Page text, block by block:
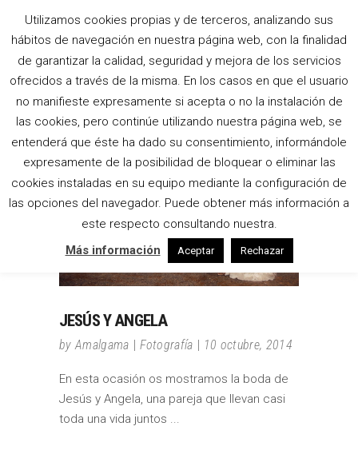
ELCHE TAG
JESÚS Y ANGELA
by Amalgama Fotografía 10 octubre, 2014
En esta ocasión os mostramos la boda de
Jesús y Angela, una pareja que llevan casi
toda una vida juntos
Utilizamos cookies propias y de terceros, analizando sus
hábitos de navegación en nuestra página web, con la finalidad
de garantizar la calidad, seguridad y mejora de los servicios
ofrecidos a través de la misma. En los casos en que el usuario
no manifieste expresamente si acepta o no la instalación de
las cookies, pero continúe utilizando nuestra página web, se
entenderá que éste ha dado su consentimiento, informándole
expresamente de la posibilidad de bloquear o eliminar las
cookies instaladas en su equipo mediante la configuración de
las opciones del navegador. Puede obtener más información a
este respecto consultando nuestra.
Más información
Aceptar Rechazar